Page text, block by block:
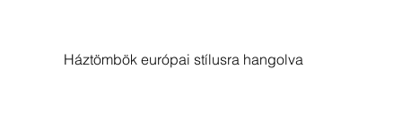
Háztömbök európai stílusra hangolva